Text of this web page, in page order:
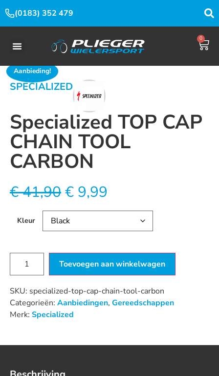
(0183) 352 479
0
Aanbieding!
SPECIALIZED
Specialized TOP CAP
CHAIN TOOL
CARBON
€41,90€ 9,99
Kleur
Toevoegen aan winkelwagen
SKU: specialized-top-cap-chain-tool-carbon
Categorieën: Aanbiedingen, Gereedschappen
Merk: Specialized